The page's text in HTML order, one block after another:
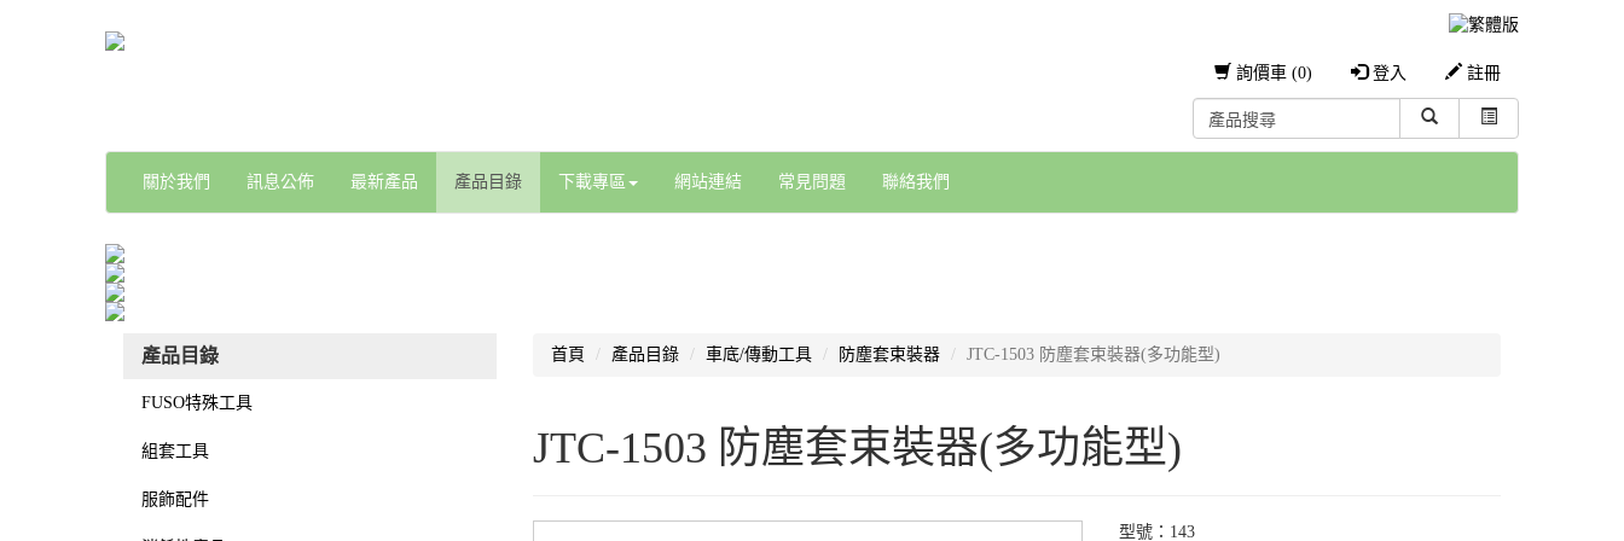
詢價車 (0) 登入 註冊
關於我們 訊息公佈 最新產品 產品目錄 下載專區 網站連結 常見問題 聯絡我們
產品目錄
FUSO特殊工具
組套工具
服飾配件
首頁 產品目錄 車底/傳動工具 防塵套束裝器 JTC-1503 防塵套束裝器(多功能型)
JTC-1503 防塵套束裝器(多功能型)
型號：143